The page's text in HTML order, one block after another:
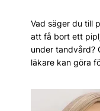
Vad säger du till
att få bort ett
under tandvård?
läkare kan göra